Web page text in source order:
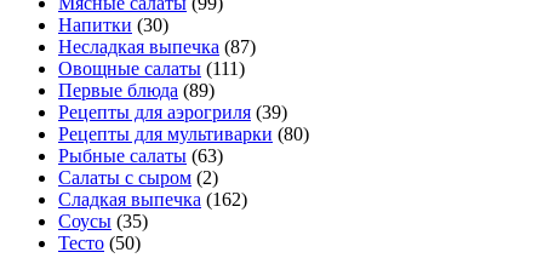
Напитки (30)
Несладкая выпечка (87)
Овощные салаты (111)
Первые блюда (89)
Рецепты для аэрогриля (39)
Рецепты для мультиварки (80)
Рыбные салаты (63)
Салаты с сыром (2)
Сладкая выпечка (162)
Соусы (35)
Тесто (50)